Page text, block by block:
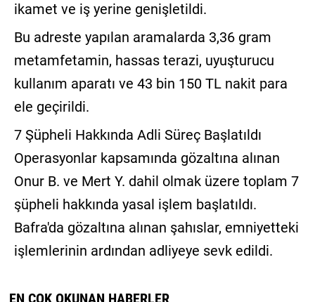
ikamet ve iş yerine genişletildi.
Bu adreste yapılan aramalarda 3,36 gram
metamfetamin, hassas terazi, uyuşturucu
kullanım aparatı ve 43 bin 150 TL nakit para
ele geçirildi.
7 Şüpheli Hakkında Adli Süreç Başlatıldı
Operasyonlar kapsamında gözaltına alınan
Onur B. ve Mert Y. dahil olmak üzere toplam 7
şüpheli hakkında yasal işlem başlatıldı.
Bafra'da gözaltına alınan şahıslar, emniyetteki
işlemlerinin ardından adliyeye sevk edildi.
EN ÇOK OKUNAN HABERLER